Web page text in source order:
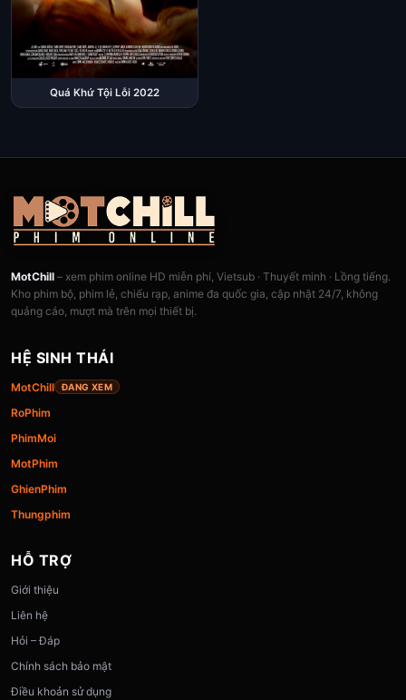
Quá Khứ Tội Lỗi 2022
MotChill – xem phim online HD miễn phí, Vietsub · Thuyết minh · Lồng tiếng.
Kho phim bộ, phim lẻ, chiếu rạp, anime đa quốc gia, cập nhật 24/7, không
quảng cáo, mượt mà trên mọi thiết bị.
HỆ SINH THÁI
MotChill ĐANG XEM
RoPhim
PhimMoi
MotPhim
GhienPhim
Thungphim
HỖ TRỢ
Giới thiệu
Liên hệ
Hỏi – Đáp
Chính sách bảo mật
Điều khoản sử dụng